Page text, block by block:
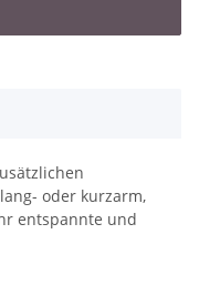
oder kurzarm,
entspannte und